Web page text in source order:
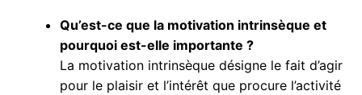
Qu’est-ce que la motivation intrinsèque et
pourquoi est-elle importante ?
La motivation intrinsèque désigne le fait d’agir
pour le plaisir et l’intérêt que procure l’activité